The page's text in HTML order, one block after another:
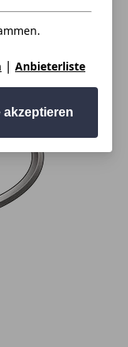
| Anbieterliste
akzeptieren